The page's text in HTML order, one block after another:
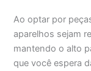
Ao optar por
aparelhos sejam
mantendo o alto
que você espera